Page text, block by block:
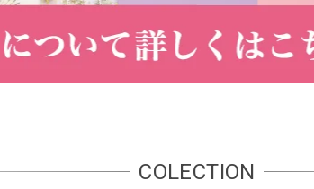
COLECTION